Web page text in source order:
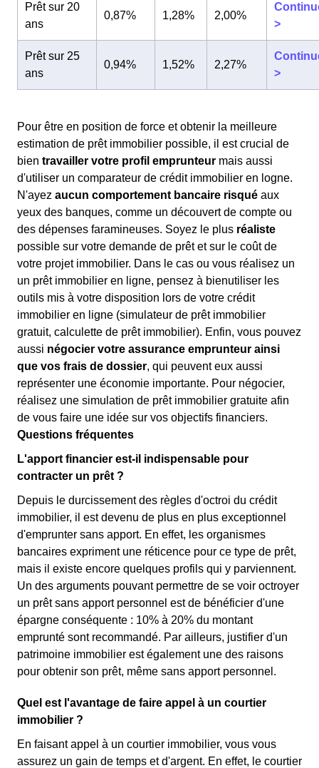
Prêt sur 20
ans
0,87% 1,28% 2,00%
>
Prêt sur 25
ans
0,94% 1,52% 2,27%
>
Pour être en position de force et obtenir la meilleure
estimation de prêt immobilier possible, il est crucial de
bien travailler votre profil emprunteur mais aussi
d'utiliser un comparateur de crédit immobilier en logne.
N'ayez aucun comportement bancaire risqué aux
yeux des banques, comme un découvert de compte ou
des dépenses faramineuses. Soyez le plus réaliste
possible sur votre demande de prêt et sur le coût de
votre projet immobilier. Dans le cas ou vous réalisez un
un prêt immobilier en ligne, pensez à bienutiliser les
outils mis à votre disposition lors de votre crédit
immobilier en ligne (simulateur de prêt immobilier
gratuit, calculette de prêt immobilier). Enfin, vous pouvez
aussi négocier votre assurance emprunteur ainsi
que vos frais de dossier, qui peuvent eux aussi
représenter une économie importante. Pour négocier,
réalisez une simulation de prêt immobilier gratuite afin
de vous faire une idée sur vos objectifs financiers.
Questions fréquentes
L'apport financier est-il indispensable pour
contracter un prêt ?
Depuis le durcissement des règles d'octroi du crédit
immobilier, il est devenu de plus en plus exceptionnel
d'emprunter sans apport. En effet, les organismes
bancaires expriment une réticence pour ce type de prêt,
mais il existe encore quelques profils qui y parviennent.
Un des arguments pouvant permettre de se voir octroyer
un prêt sans apport personnel est de bénéficier d'une
épargne conséquente : 10% à 20% du montant
emprunté sont recommandé. Par ailleurs, justifier d'un
patrimoine immobilier est également une des raisons
pour obtenir son prêt, même sans apport personnel.
Quel est l'avantage de faire appel à un courtier
immobilier ?
En faisant appel à un courtier immobilier, vous vous
assurez un gain de temps et d'argent. En effet, le courtier